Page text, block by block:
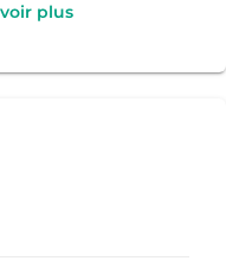
plus